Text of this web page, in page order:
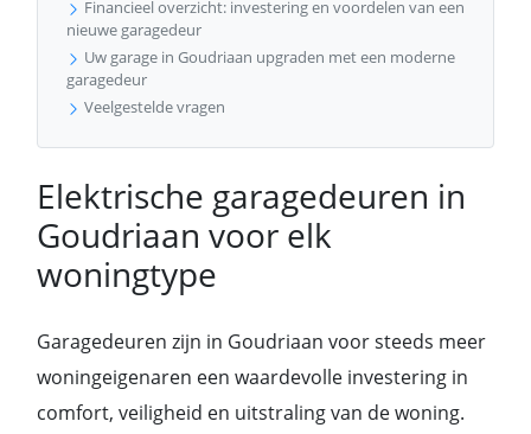
Financieel overzicht: investering en voordelen van een
nieuwe garagedeur
Uw garage in Goudriaan upgraden met een moderne
garagedeur
Veelgestelde vragen
Elektrische garagedeuren in
Goudriaan voor elk
woningtype
Garagedeuren zijn in Goudriaan voor steeds meer
woningeigenaren een waardevolle investering in
comfort, veiligheid en uitstraling van de woning.